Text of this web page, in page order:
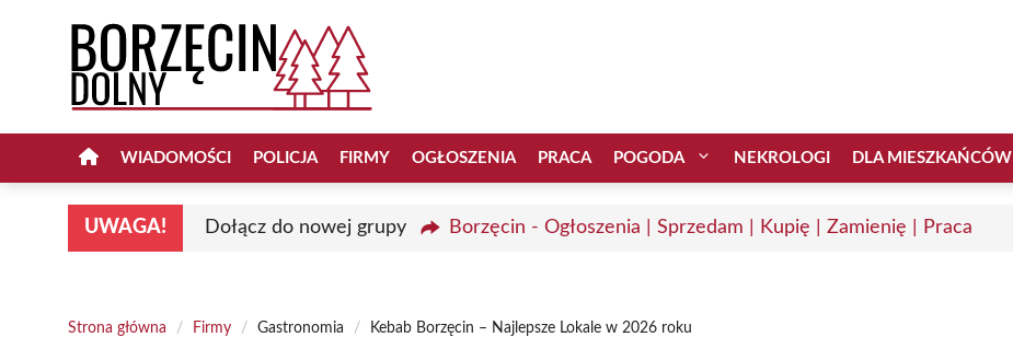
WIADOMOŚCI POLICJA FIRMY OGŁOSZENIA PRACA POGODA NEKROLOGI DLA MIESZKAŃCÓW
UWAGA! Dołącz do nowej grupy Borzęcin - Ogłoszenia | Sprzedam | Kupię | Zamienię | Praca
Strona główna / Firmy / Gastronomia / Kebab Borzęcin – Najlepsze Lokale w 2026 roku